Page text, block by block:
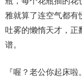
雅就算了连空气都有
吐雾的懒惰天才，正
谱。
『喔？老公你起床